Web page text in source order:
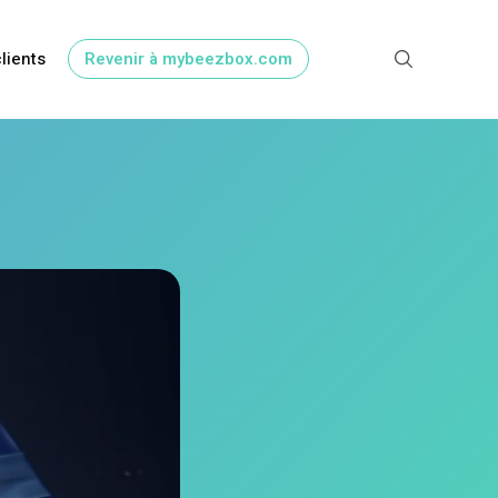
Revenir à mybeezbox.com